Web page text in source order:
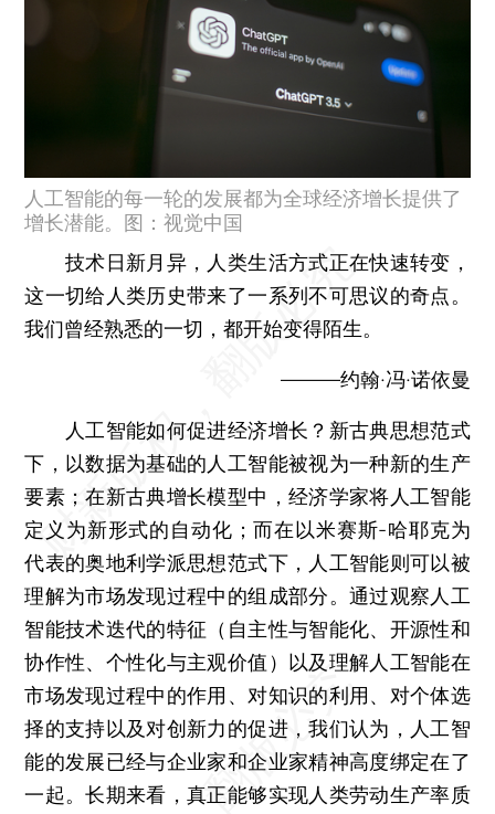
人工智能的每一轮的发展都为全球经济增长提供了
增长潜能。图：视觉中国
技术日新月异，人类生活方式正在快速转变，
这一切给人类历史带来了一系列不可思议的奇点。
我们曾经熟悉的一切，都开始变得陌生。
———约翰·冯·诺依曼
人工智能如何促进经济增长？新古典思想范式
下，以数据为基础的人工智能被视为一种新的生产
要素；在新古典增长模型中，经济学家将人工智能
定义为新形式的自动化；而在以米赛斯-哈耶克为
代表的奥地利学派思想范式下，人工智能则可以被
理解为市场发现过程中的组成部分。通过观察人工
智能技术迭代的特征（自主性与智能化、开源性和
协作性、个性化与主观价值）以及理解人工智能在
市场发现过程中的作用、对知识的利用、对个体选
择的支持以及对创新力的促进，我们认为，人工智
能的发展已经与企业家和企业家精神高度绑定在了
一起。长期来看，真正能够实现人类劳动生产率质